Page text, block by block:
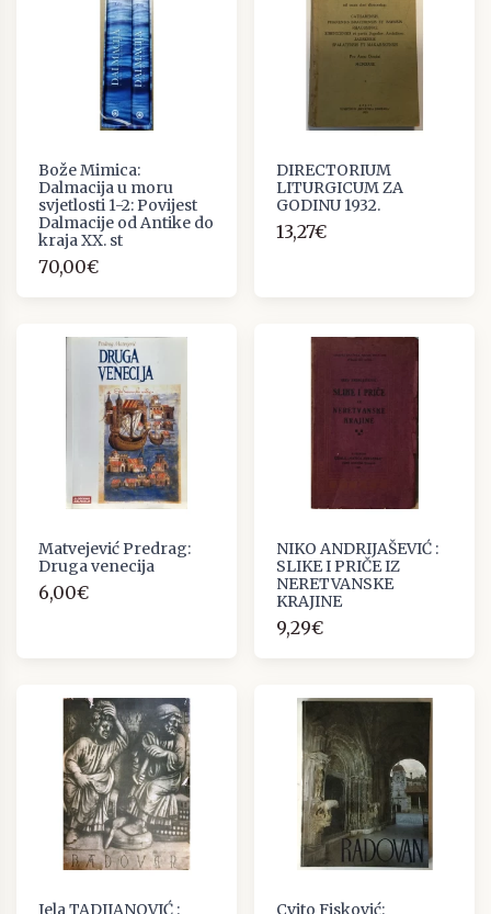
Bože Mimica:
Dalmacija u moru
svjetlosti 1-2: Povijest
Dalmacije od Antike do
kraja XX. st
70,00€
DIRECTORIUM
LITURGICUM ZA
GODINU 1932.
13,27€
Matvejević Predrag:
Druga venecija
6,00€
NIKO ANDRIJAŠEVIĆ :
SLIKE I PRIČE IZ
NERETVANSKE
KRAJINE
9,29€
Jela TADIJANOVIĆ :
Cvito Fisković: